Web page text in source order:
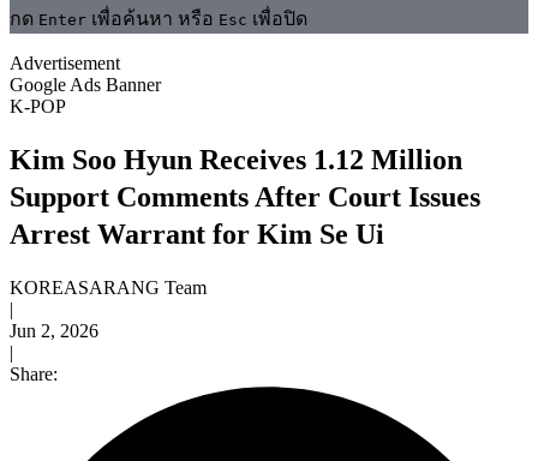
กด Enter เพื่อค้นหา หรือ Esc เพื่อปิด
Advertisement
Google Ads Banner
K-POP
Kim Soo Hyun Receives 1.12 Million
Support Comments After Court Issues
Arrest Warrant for Kim Se Ui
KOREASARANG Team
|
Jun 2, 2026
|
Share: